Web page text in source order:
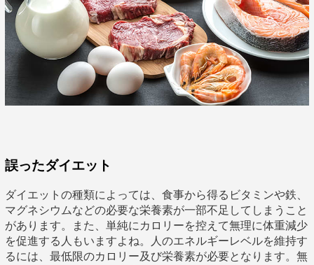
誤ったダイエット
ダイエットの種類によっては、食事から得るビタミンや鉄、
マグネシウムなどの必要な栄養素が一部不足してしまうこと
があります。また、単純にカロリーを控えて無理に体重減少
を促進する人もいますよね。人のエネルギーレベルを維持す
るには、最低限のカロリー及び栄養素が必要となります。無